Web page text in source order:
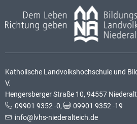
Katholische Landvolkshochschule und
V.
Hengersberger Straße 10, 94557
09901 9352 -0,
09901 9352 -19
info@lvhs-niederalteich.de